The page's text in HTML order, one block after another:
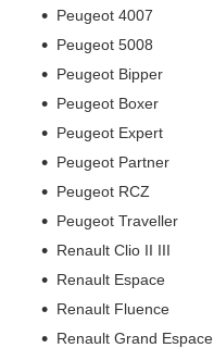
Peugeot 4007
Peugeot 5008
Peugeot Bipper
Peugeot Boxer
Peugeot Expert
Peugeot Partner
Peugeot RCZ
Peugeot Traveller
Renault Clio II III
Renault Espace
Renault Fluence
Renault Grand Espace